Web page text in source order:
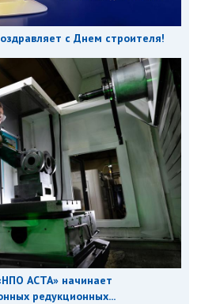
с Днем строителя!
АСТА» начинает
редукционных...